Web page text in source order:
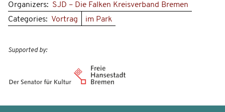
Organizers: SJD – Die Falken Kreisverband Bremen
Categories: Vortrag im Park
Supported by: